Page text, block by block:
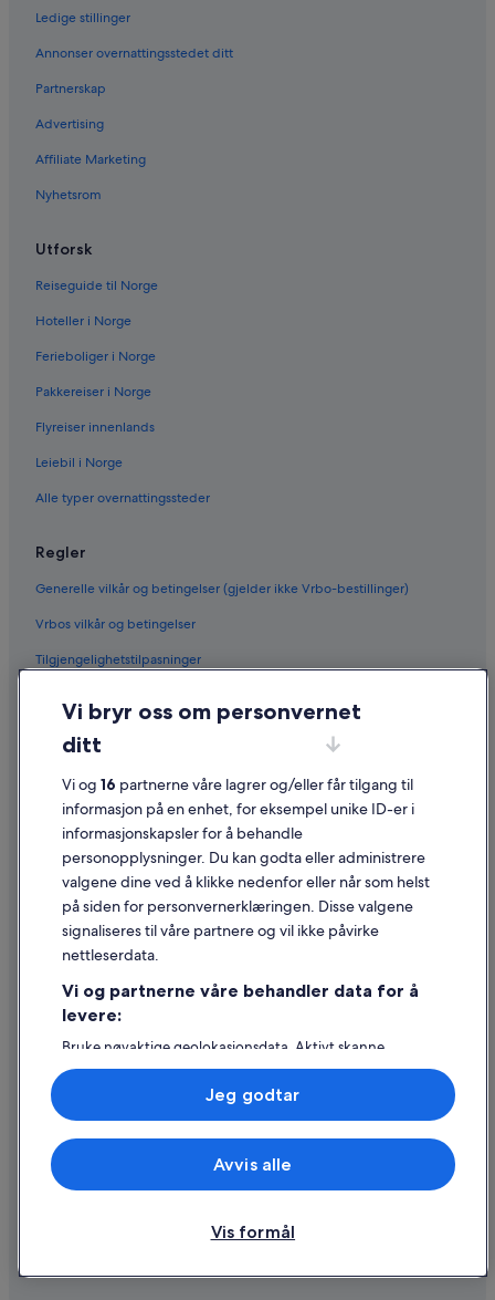
Ledige stillinger
Annonser overnattingsstedet ditt
Partnerskap
Advertising
Affiliate Marketing
Nyhetsrom
Utforsk
Reiseguide til Norge
Hoteller i Norge
Ferieboliger i Norge
Pakkereiser i Norge
Flyreiser innenlands
Leiebil i Norge
Alle typer overnattingssteder
Regler
Generelle vilkår og betingelser (gjelder ikke Vrbo-bestillinger)
Vrbos vilkår og betingelser
Tilgjengelighetstilpasninger
Informasjonskapsler
Juridisk informasjon / kontakt oss
Retningslinjer for innhold og rapportering av innhold
Hjelp
Kontakt oss
Avbestille eller endre bestillingen
Refusjonsprosessen og tidsrammer for refusjon
Internasjonale reisedokumenter
© 2026 Expedia, Inc., et Expedia Group-selskap. Med enerett. Expedia
og flylogoen er varemerker eller registrerte varemerker som tilhører
Vi bryr oss om personvernet
ditt
Vi og 16 partnerne våre lagrer og/eller får tilgang til
informasjon på en enhet, for eksempel unike ID-er i
informasjonskapsler for å behandle
personopplysninger. Du kan godta eller administrere
valgene dine ved å klikke nedenfor eller når som helst
på siden for personvernerklæringen. Disse valgene
signaliseres til våre partnere og vil ikke påvirke
nettleserdata.
Vi og partnerne våre behandler data for å
levere:
Bruke nøyaktige geolokasjonsdata. Aktivt skanne
enhetsegenskaper for identifikasjon. Lagre og/eller få
tilgang til informasjon på en enhet. Personlig tilpasset
annonsering og innhold, annonsering- og
innholdsmåling, publikumsundersøkelser og
tjenesteutvikling.
Liste over partnere (leverandører)
Vis formål
Avvis alle
Jeg godtar